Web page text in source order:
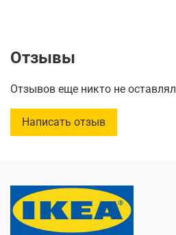
Отзывы
Отзывов еще никто не оставлял
Написать отзыв